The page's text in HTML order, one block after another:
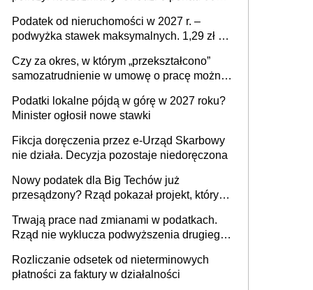
Podatek od nieruchomości w 2027 r. –
podwyżka stawek maksymalnych. 1,29 zł za
budynków i lokali związanych z
prowadzeniem działalności gospodarczej
Czy za okres, w którym „przekształcono”
samozatrudnienie w umowę o pracę można
umowy cywilnoprawnej jedynym
racjonalnym wyjściem
Podatki lokalne pójdą w górę w 2027 roku?
Minister ogłosił nowe stawki
Fikcja doręczenia przez e-Urząd Skarbowy
nie działa. Decyzja pozostaje niedoręczona
Nowy podatek dla Big Techów już
przesądzony? Rząd pokazał projekt, który
Trwają prace nad zmianami w podatkach.
Rząd nie wyklucza podwyższenia drugiego
Rozliczanie odsetek od nieterminowych
płatności za faktury w działalności